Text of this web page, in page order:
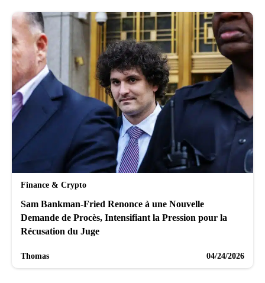
Finance & Crypto
Sam Bankman-Fried Renonce à une Nouvelle
Demande de Procès, Intensifiant la Pression pour la
Récusation du Juge
Thomas 04/24/2026